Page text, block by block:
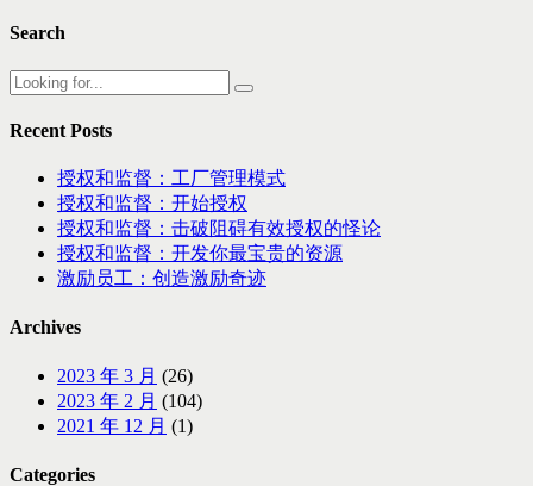
Search
Recent Posts
授权和监督：工厂管理模式
授权和监督：开始授权
授权和监督：击破阻碍有效授权的怪论
授权和监督：开发你最宝贵的资源
激励员工：创造激励奇迹
Archives
2023 年 3 月 (26)
2023 年 2 月 (104)
2021 年 12 月 (1)
Categories